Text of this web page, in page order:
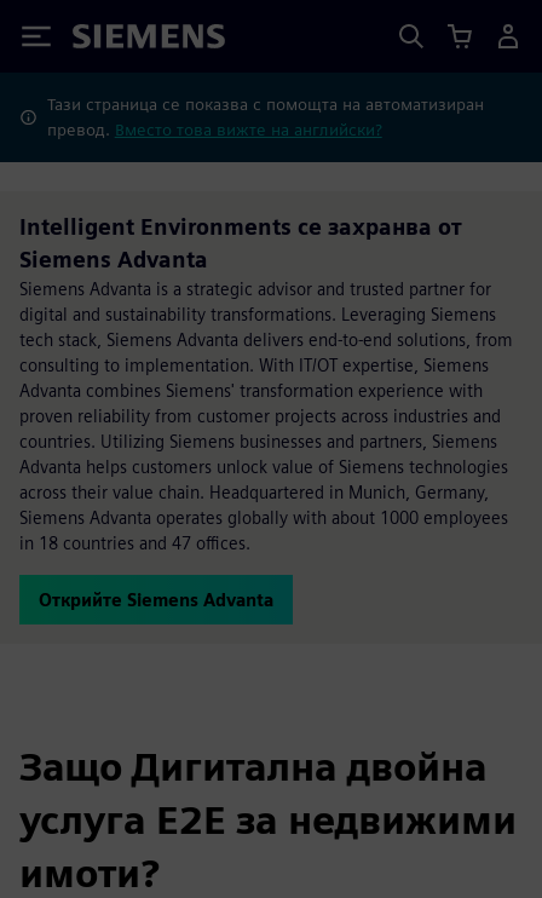
Siemens
Тази страница се показва с помощта на автоматизиран
превод. Вместо това вижте на английски?
Intelligent Environments се захранва от
Siemens Advanta
Siemens Advanta is a strategic advisor and trusted partner for
digital and sustainability transformations. Leveraging Siemens
tech stack, Siemens Advanta delivers end-to-end solutions, from
consulting to implementation. With IT/OT expertise, Siemens
Advanta combines Siemens' transformation experience with
proven reliability from customer projects across industries and
countries. Utilizing Siemens businesses and partners, Siemens
Advanta helps customers unlock value of Siemens technologies
across their value chain. Headquartered in Munich, Germany,
Siemens Advanta operates globally with about 1000 employees
in 18 countries and 47 offices.
Открийте Siemens Advanta
Защо Дигитална двойна
услуга E2E за недвижими
имоти?